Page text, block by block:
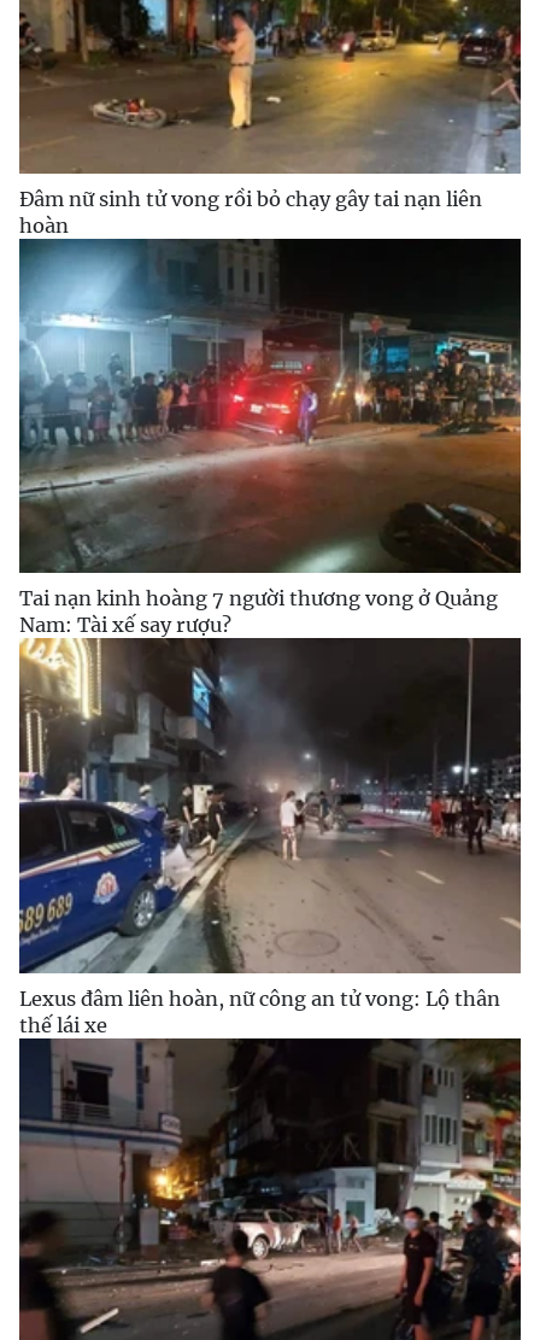
Đâm nữ sinh tử vong rồi bỏ chạy gây tai nạn liên
hoàn
Tai nạn kinh hoàng 7 người thương vong ở Quảng
Nam: Tài xế say rượu?
Lexus đâm liên hoàn, nữ công an tử vong: Lộ thân
thế lái xe